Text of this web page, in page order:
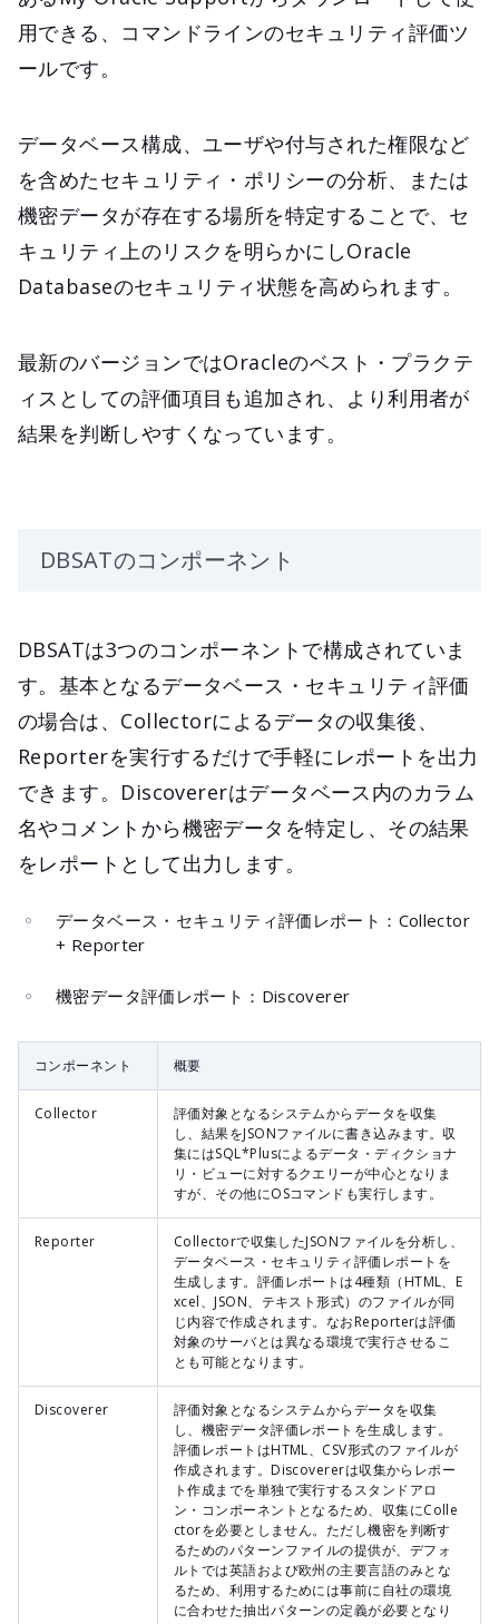
用できる、コマンドラインのセキュリティ評価ツ
ールです。
データベース構成、ユーザや付与された権限など
を含めたセキュリティ・ポリシーの分析、または
機密データが存在する場所を特定することで、セ
キュリティ上のリスクを明らかにしOracle
Databaseのセキュリティ状態を高められます。
最新のバージョンではOracleのベスト・プラクテ
ィスとしての評価項目も追加され、より利用者が
結果を判断しやすくなっています。
DBSATのコンポーネント
DBSATは3つのコンポーネントで構成されていま
す。基本となるデータベース・セキュリティ評価
の場合は、Collectorによるデータの収集後、
Reporterを実行するだけで手軽にレポートを出力
できます。Discovererはデータベース内のカラム
名やコメントから機密データを特定し、その結果
をレポートとして出力します。
データベース・セキュリティ評価レポート：Collector
+ Reporter
機密データ評価レポート：Discoverer
コンポーネント 概要
Collector
評価対象となるシステムからデータを収集
し、結果をJSONファイルに書き込みます。収
集にはSQL*Plusによるデータ・ディクショナ
リ・ビューに対するクエリーが中心となりま
すが、その他にOSコマンドも実行します。
Reporter
Collectorで収集したJSONファイルを分析し、
データベース・セキュリティ評価レポートを
生成します。評価レポートは4種類（HTML、E
xcel、JSON、テキスト形式）のファイルが同
じ内容で作成されます。なおReporterは評価
対象のサーバとは異なる環境で実行させるこ
とも可能となります。
Discoverer
評価対象となるシステムからデータを収集
し、機密データ評価レポートを生成します。
評価レポートはHTML、CSV形式のファイルが
作成されます。Discovererは収集からレポー
ト作成までを単独で実行するスタンドアロ
ン・コンポーネントとなるため、収集にColle
ctorを必要としません。ただし機密を判断す
るためのパターンファイルの提供が、デフォ
ルトでは英語および欧州の主要言語のみとな
るため、利用するためには事前に自社の環境
に合わせた抽出パターンの定義が必要となり